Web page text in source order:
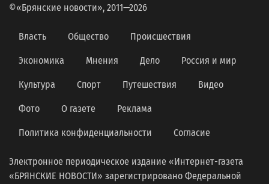
©«Брянские новости», 2011—2026
Власть Общество Происшествия
Экономика Мнения Дело Россия и мир
Культура Спорт Путешествия Видео
Фото О газете Реклама
Политика конфиденциальности Согласие
Электронное периодическое издание «Интернет-газета
«БРЯНСКИЕ НОВОСТИ» зарегистрировано Федеральной